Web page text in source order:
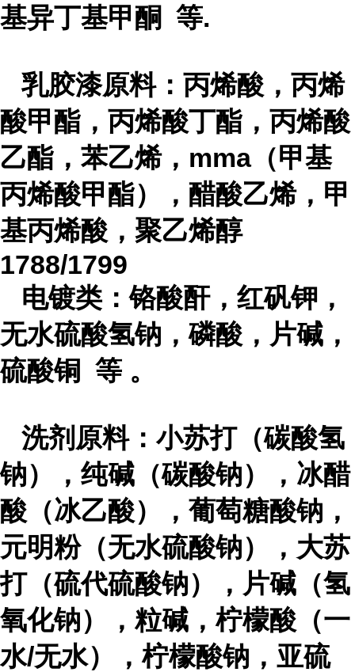
基异丁基甲酮 等.
乳胶漆原料：丙烯酸，丙烯
酸甲酯，丙烯酸丁酯，丙烯酸
乙酯，苯乙烯， mma（甲基
丙烯酸甲酯），醋酸乙烯，甲
基丙烯酸，聚乙烯醇
1788/1799
电镀类：铬酸酐，红矾钾，
无水硫酸氢钠，磷酸，片碱，
硫酸铜 等 。
洗剂原料：小苏打（碳酸氢
钠），纯碱（碳酸钠），冰醋
酸（冰乙酸），葡萄糖酸钠，
元明粉（无水硫酸钠），大苏
打（硫代硫酸钠），片碱（氢
氧化钠），粒碱，柠檬酸（一
水/无水），柠檬酸钠，亚硫